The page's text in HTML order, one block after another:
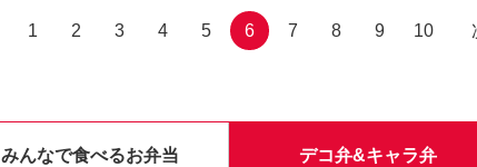
1 2 3 4 5 6 7 8 9 10
みんなで食べるお弁当 デコ弁&キャラ弁